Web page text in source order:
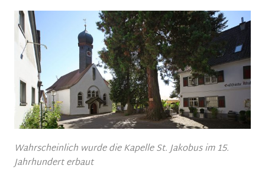
Wahrscheinlich wurde die Kapelle St. Jakobus im 15.
Jahrhundert erbaut